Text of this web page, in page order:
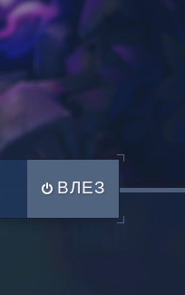
ВЛЕЗ